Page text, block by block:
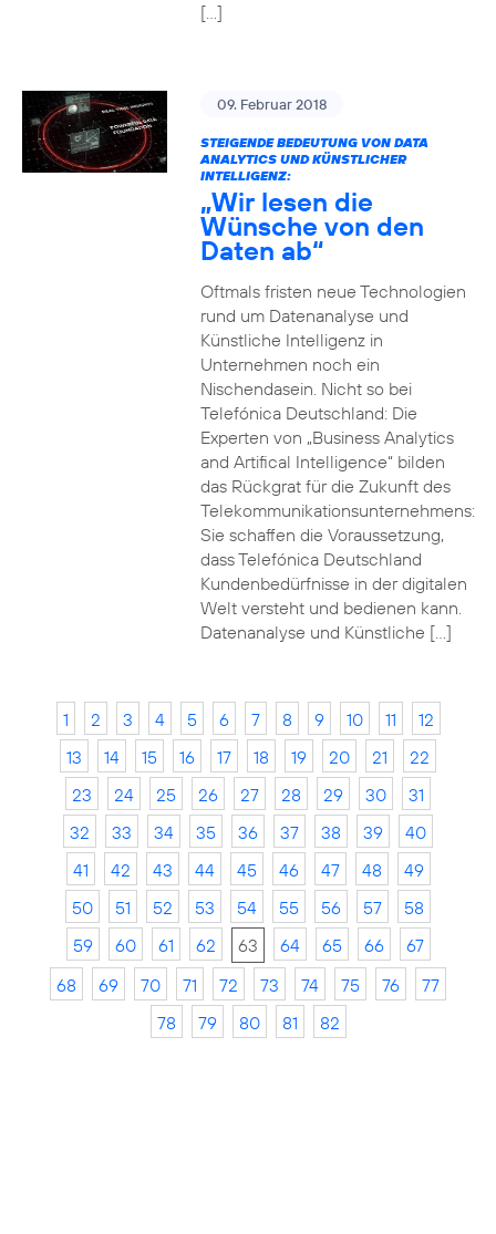
[…]
09. Februar 2018
STEIGENDE BEDEUTUNG VON DATA
ANALYTICS UND KÜNSTLICHER
INTELLIGENZ:
„Wir lesen die
Wünsche von den
Daten ab“
Oftmals fristen neue Technologien
rund um Datenanalyse und
Künstliche Intelligenz in
Unternehmen noch ein
Nischendasein. Nicht so bei
Telefónica Deutschland: Die
Experten von „Business Analytics
and Artifical Intelligence“ bilden
das Rückgrat für die Zukunft des
Telekommunikationsunternehmens:
Sie schaffen die Voraussetzung,
dass Telefónica Deutschland
Kundenbedürfnisse in der digitalen
Welt versteht und bedienen kann.
Datenanalyse und Künstliche […]
1 2 3 4 5 6 7 8 9 10 11
12
13
14 15 16 17 18 19 20 21
22
23
24 25 26 27 28 29 30
31
32
33 34 35 36 37 38 39
40
41
42 43 44 45 46 47 48
49
50
51 52 53 54 55 56 57
58
59
60 61 62 63 64 65 66
67
68
69 70 71 72 73 74 75 76
77
78
79 80 81 82